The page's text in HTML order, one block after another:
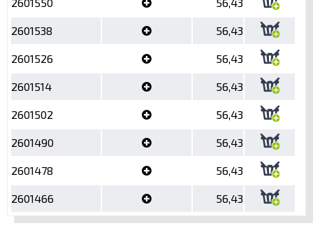
2601538 56,43
2601526 56,43
2601514 56,43
2601502 56,43
2601490 56,43
2601478 56,43
2601466 56,43